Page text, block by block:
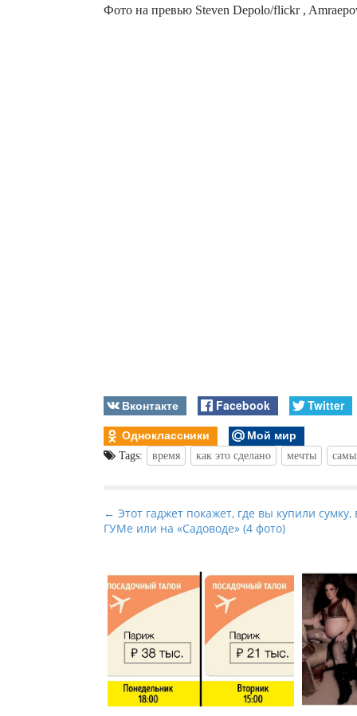
Фото на превью Steven Depolo/flickr ,
Вконтакте Facebook
Twitter
Одноклассники
Мой мир
Tags: время как это сделано мечты
P
o
t
n
v
g
a
← Этот гаджет покажет, где вы купили сумку,
ГУМе или на «Садоводе» (4 фото)